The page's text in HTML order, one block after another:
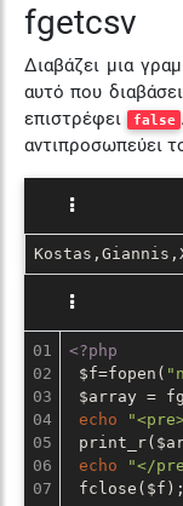
fgetcsv
Διαβάζει μια
αυτό που
επιστρέφει false
αντιπροσωπεύει
01
02
03
04
05
06
07
<?php
$f=fopen(
$array =
echo
echo
"</